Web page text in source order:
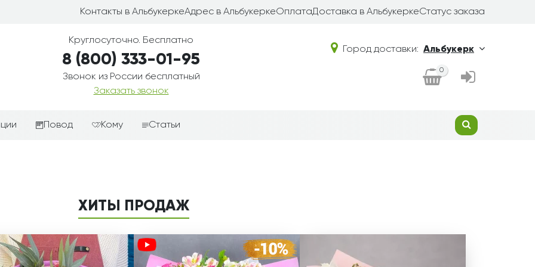
Контакты в АльбукеркеАдрес в АльбукеркеОплатаДоставка в АльбукеркеСтатус заказа
Круглосуточно. Бесплатно
8 (800) 333-01-95
Звонок из России бесплатный
Заказать звонок
Город доставки: Альбукерк
0
корзины
Повод
День рождения
Любовь
Просто так
Кому
Мужчине
Папе
Статьи
ХИТЫ ПРОДАЖ